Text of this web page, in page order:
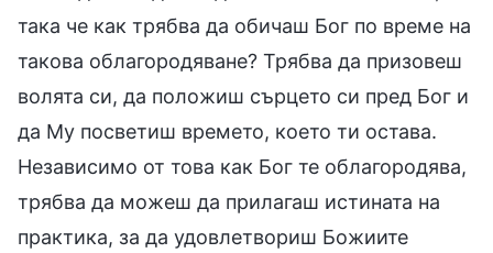
така че как трябва да обичаш Бог по време на
такова облагородяване? Трябва да призовеш
волята си, да положиш сърцето си пред Бог и
да Му посветиш времето, което ти остава.
Независимо от това как Бог те облагородява,
трябва да можеш да прилагаш истината на
практика, за да удовлетвориш Божиите